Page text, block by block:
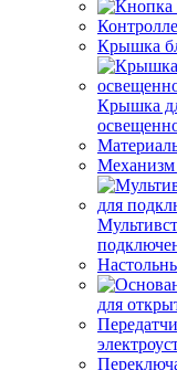
Крышка
Крышка
Механизм
для